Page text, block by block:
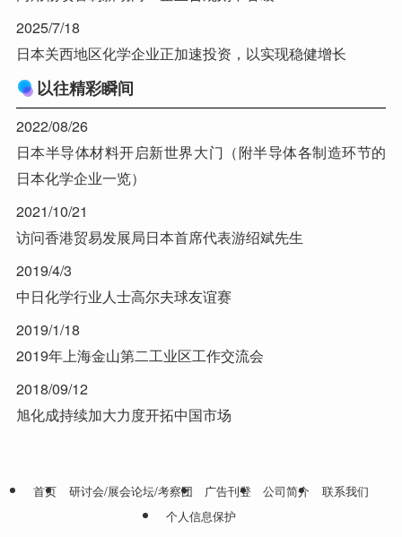
2025/7/18
日本关西地区化学企业正加速投资，以实现稳健增长
以往精彩瞬间
2022/08/26
日本半导体材料开启新世界大门（附半导体各制造环节的
日本化学企业一览）
2021/10/21
访问香港贸易发展局日本首席代表游绍斌先生
2019/4/3
中日化学行业人士高尔夫球友谊赛
2019/1/18
2019年上海金山第二工业区工作交流会
2018/09/12
旭化成持续加大力度开拓中国市场
首页 研讨会/展会论坛/考察团 广告刊登 公司简介
联系我们
个人信息保护